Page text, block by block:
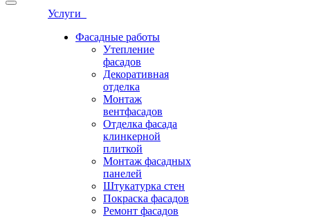
Услуги
Фасадные работы
Утепление
фасадов
Декоративная
отделка
Монтаж
вентфасадов
Отделка фасада
клинкерной
плиткой
Монтаж фасадных
панелей
Штукатурка стен
Покраска фасадов
Ремонт фасадов